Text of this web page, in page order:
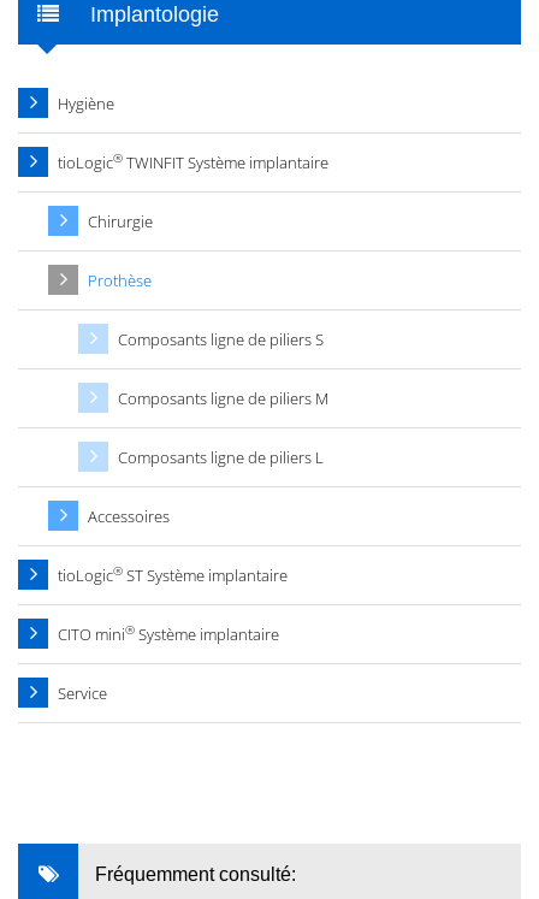
Implantologie
Hygiène
tioLogic® TWINFIT Système implantaire
Chirurgie
Prothèse
Composants ligne de piliers S
Composants ligne de piliers M
Composants ligne de piliers L
Accessoires
tioLogic® ST Système implantaire
CITO mini® Système implantaire
Service
Fréquemment consulté: